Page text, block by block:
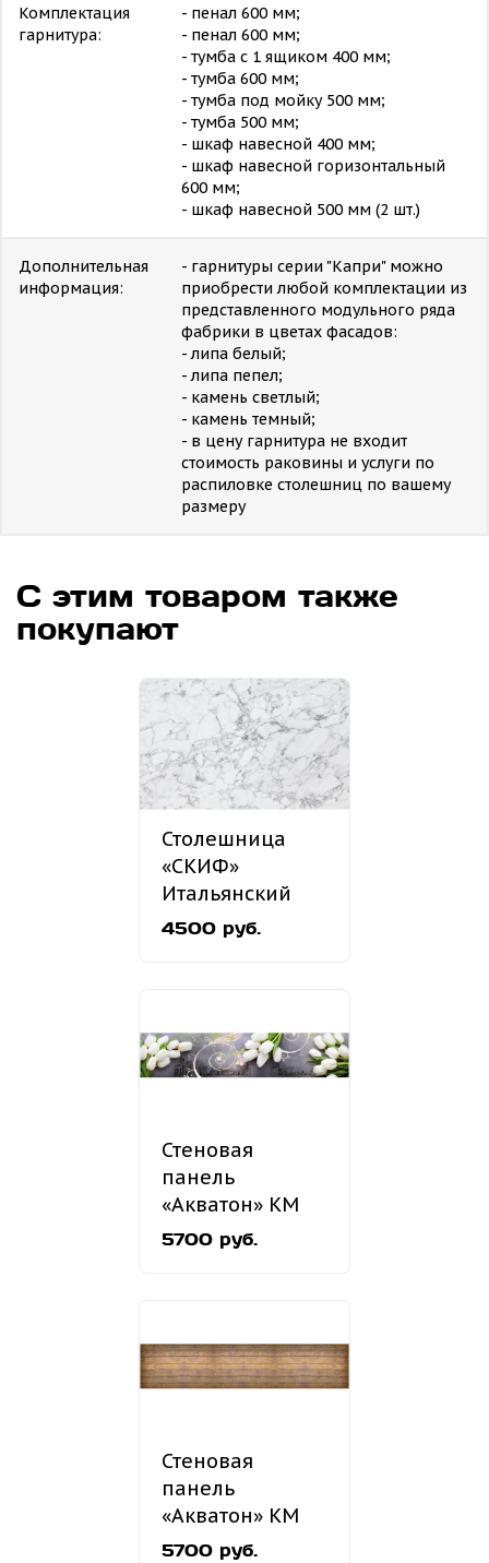
Комплектация
гарнитура:
- пенал 600 мм;
- пенал 600 мм;
- тумба с 1 ящиком 400 мм;
- тумба 600 мм;
- тумба под мойку 500 мм;
- тумба 500 мм;
- шкаф навесной 400 мм;
- шкаф навесной горизонтальный
600 мм;
- шкаф навесной 500 мм (2 шт.)
Дополнительная
информация:
- гарнитуры серии "Капри" можно
приобрести любой комплектации из
представленного модульного ряда
фабрики в цветах фасадов:
- липа белый;
- липа пепел;
- камень светлый;
- камень темный;
- в цену гарнитура не входит
стоимость раковины и услуги по
распиловке столешниц по вашему
размеру
С этим товаром также
покупают
Столешница
«СКИФ»
Итальянский
мрамор №60
4500 руб.
Стеновая
панель
«Акватон» КМ
199
5700 руб.
Стеновая
панель
«Акватон» КМ
120
5700 руб.